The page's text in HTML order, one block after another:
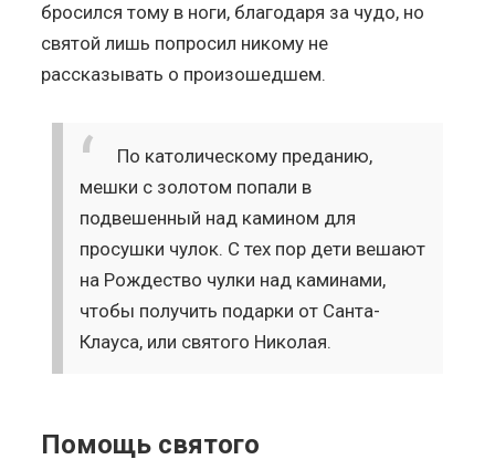
бросился тому в ноги, благодаря за чудо, но
святой лишь попросил никому не
рассказывать о произошедшем.
По католическому преданию,
мешки с золотом попали в
подвешенный над камином для
просушки чулок. С тех пор дети вешают
на Рождество чулки над каминами,
чтобы получить подарки от Санта-
Клауса, или святого Николая.
Помощь святого